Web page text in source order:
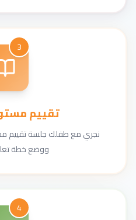
3
تقييم
نجري مع طفلك جلسة تقييم
ووضع خطة
4